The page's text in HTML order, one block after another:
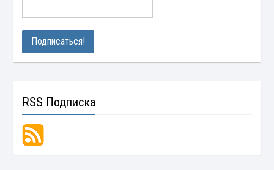
RSS Подписка